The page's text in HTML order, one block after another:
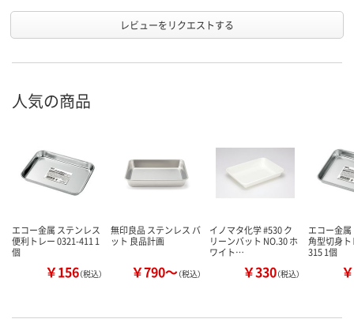
レビューをリクエストする
人気の商品
エコー金属 ステンレス
便利トレー 0321-411 1
個
￥156（税込）
無印良品 ステンレス バ
ット 良品計画
￥790～（税込）
イノマタ化学 #530 ク
リーンバット NO.30 ホ
ワイト…
￥330（税込）
エコー金
角型切身ト
315 1個